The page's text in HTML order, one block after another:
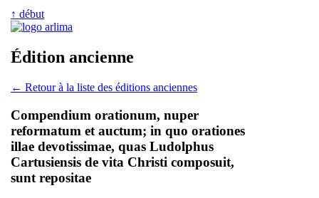
↑ début
Édition ancienne
← Retour à la liste des éditions anciennes
Compendium orationum, nuper
reformatum et auctum; in quo orationes
illae devotissimae, quas Ludolphus
Cartusiensis de vita Christi composuit,
sunt repositae